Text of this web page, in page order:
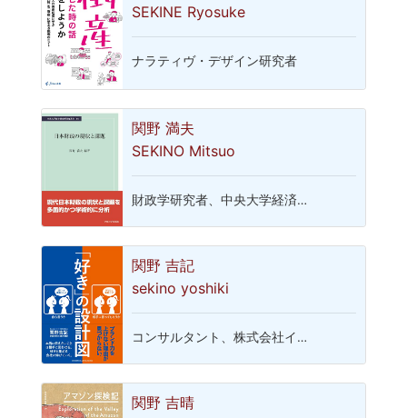
SEKINE Ryosuke
ナラティヴ・デザイン研究者
関野 満夫
SEKINO Mitsuo
財政学研究者、中央大学経済…
関野 吉記
sekino yoshiki
コンサルタント、株式会社イ…
関野 吉晴